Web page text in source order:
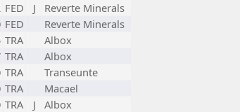
FED J
Reverte Minerals
FED
Reverte Minerals
TRA
Albox
TRA
Albox
TRA
Transeunte
TRA
Macael
TRA J
Albox